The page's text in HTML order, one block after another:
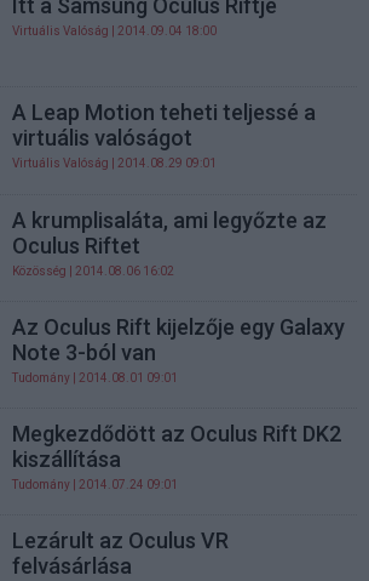
Itt a Samsung Oculus Riftje
Virtuális Valóság | 2014.09.04 18:00
A Leap Motion teheti teljessé a
virtuális valóságot
Virtuális Valóság | 2014.08.29 09:01
A krumplisaláta, ami legyőzte az
Oculus Riftet
Közösség | 2014.08.06 16:02
Az Oculus Rift kijelzője egy Galaxy
Note 3-ból van
Tudomány | 2014.08.01 09:01
Megkezdődött az Oculus Rift DK2
kiszállítása
Tudomány | 2014.07.24 09:01
Lezárult az Oculus VR
felvásárlása